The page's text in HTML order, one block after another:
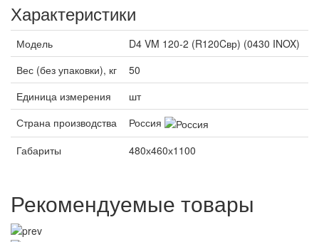
Характеристики
Модель
D4 VM 120-2 (R120Cвр) (0430 INOX)
Вес (без упаковки), кг
50
Единица измерения
шт
Страна производства
Россия
Габариты
480х460х1100
Рекомендуемые товары